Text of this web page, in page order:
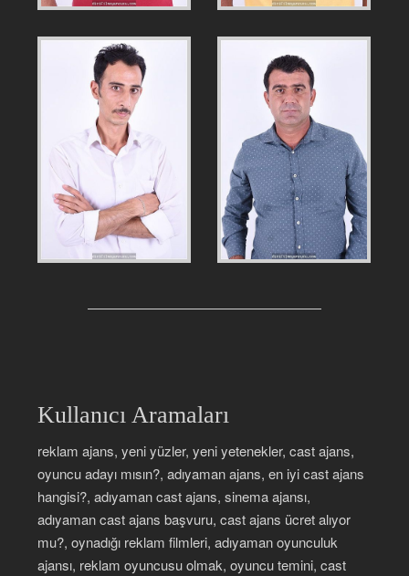
Kullanıcı Aramaları
reklam ajans, yeni yüzler, yeni yetenekler, cast ajans,
oyuncu adayı mısın?, adıyaman ajans, en iyi cast ajans
hangisi?, adıyaman cast ajans, sinema ajansı,
adıyaman cast ajans başvuru, cast ajans ücret alıyor
mu?, oynadığı reklam filmleri, adıyaman oyunculuk
ajansı, reklam oyuncusu olmak, oyuncu temini, cast